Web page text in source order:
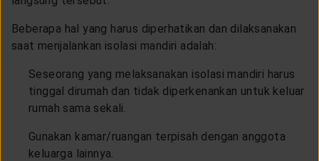
Beberapa hal yang harus diperhatikan dan dilaksanakan
saat menjalankan isolasi mandiri adalah:
Seseorang yang melaksanakan isolasi mandiri harus
tinggal dirumah dan tidak diperkenankan untuk keluar
rumah sama sekali.
Gunakan kamar/ruangan terpisah dengan anggota
keluarga lainnya.